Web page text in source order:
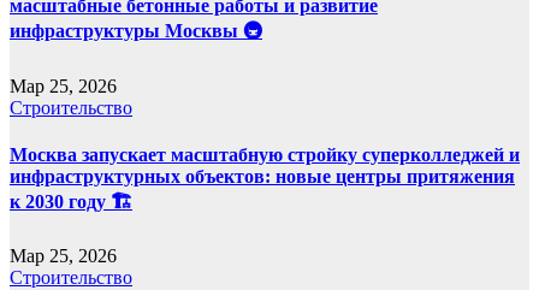
масштабные бетонные работы и развитие
инфраструктуры Москвы 🚇
Мар 25, 2026
Строительство
Москва запускает масштабную стройку суперколледжей и
инфраструктурных объектов: новые центры притяжения
к 2030 году 🏗️
Мар 25, 2026
Строительство